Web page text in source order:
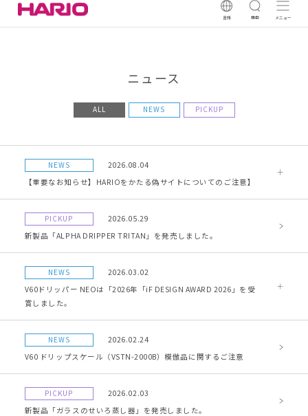
言語 検索 メニュー
ニュース
ALL NEWS PICKUP
NEWS
2026.08.04
【重要なお知らせ】HARIOをかたる偽サイトについてのご注意】
PICKUP
2026.05.29
新製品「ALPHA DRIPPER TRITAN」を発売しました。
NEWS
2026.03.02
V60ドリッパー NEOは「2026年「iF DESIGN AWARD 2026」を受
賞しました。
NEWS
2026.02.24
V60 ドリップスケール（VSTN-2000B）模倣品に関するご注意
PICKUP
2026.02.03
新製品「ガラスのせいろ蒸し器」を発売しました。